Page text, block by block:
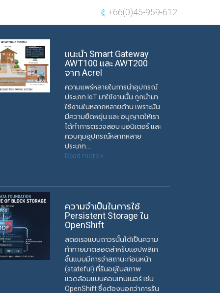
+66(0)45-959-612
แนะนำ Smart Gateway
AWT100 และ AWT200
จาก Acrel
ความแพร่หลายในการนำอุปกรณ์
ประเภท IoT มาใช้งานนั้น ถูกนำมา
ใช้งานในหลากหลายด้าน เพราะมัน
มีความยืดหยุ่น และ อนุญาตให้เรา
ได้ทำการตรวจสอบ มอนิเตอร์ และ
ควบคุมอุปกรณ์หลากหลาย
ประเภท...
Read more »
ความจำเป็นในการใช้
Persistent Storage ใน
OpenShift
สตอเรจแบบถาวรนั้นได้เป็นความ
ท้าทายมาตลอดสำหรับแอปพลิเค
ชั้นแบบมีการจำสถานะก่อนหน้า
(stateful) ที่รันอยู่ในสภาพ
แวดล้อมแบบคอนเทนเนอร์ เช่น
OpenShift ซึ่งต้องบอกว่าการรัน